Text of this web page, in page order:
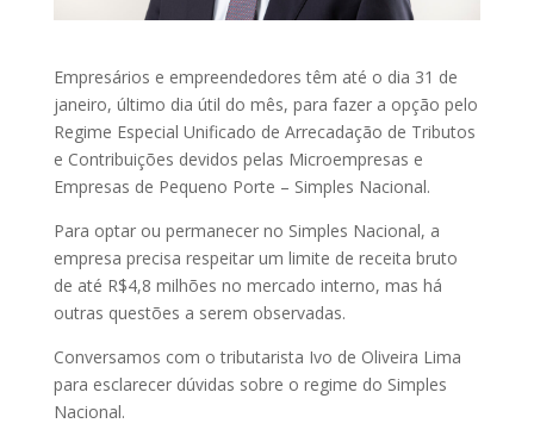
Empresários e empreendedores têm até o dia 31 de
janeiro, último dia útil do mês, para fazer a opção pelo
Regime Especial Unificado de Arrecadação de Tributos
e Contribuições devidos pelas Microempresas e
Empresas de Pequeno Porte – Simples Nacional.
Para optar ou permanecer no Simples Nacional, a
empresa precisa respeitar um limite de receita bruto
de até R$4,8 milhões no mercado interno, mas há
outras questões a serem observadas.
Conversamos com o tributarista Ivo de Oliveira Lima
para esclarecer dúvidas sobre o regime do Simples
Nacional.